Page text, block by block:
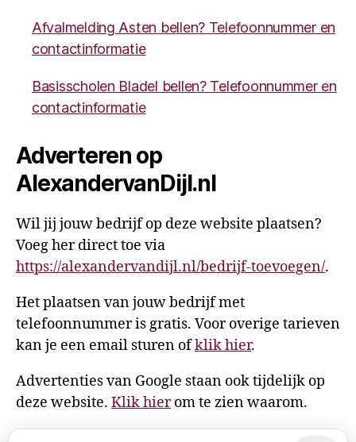
Afvalmelding Asten bellen? Telefoonnummer en
contactinformatie
Basisscholen Bladel bellen? Telefoonnummer en
contactinformatie
Adverteren op
AlexandervanDijl.nl
Wil jij jouw bedrijf op deze website plaatsen?
Voeg her direct toe via
https://alexandervandijl.nl/bedrijf-toevoegen/.
Het plaatsen van jouw bedrijf met
telefoonnummer is gratis. Voor overige tarieven
kan je een email sturen ofklik hier.
Advertenties van Google staan ook tijdelijk op
deze website. Klik hierom te zien waarom.